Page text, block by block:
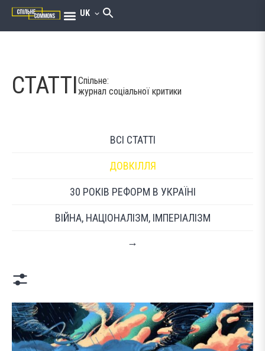
UK
СТАТТІСпільне:
журнал соціальної критики
ВСІ СТАТТІ
ДОВКІЛЛЯ
30 РОКІВ РЕФОРМ В УКРАЇНІ
ВІЙНА, НАЦІОНАЛІЗМ, ІМПЕРІАЛІЗМ
→